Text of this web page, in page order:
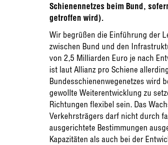
Schienennetzes beim Bund,
getroffen wird).
Wir begrüßen die Einführung der
zwischen Bund und den
von 2,5 Milliarden Euro je nach
ist laut Allianz pro Schiene
Bundesschienenwegenetzes wird
gewollte Weiterentwicklung zu
Richtungen flexibel sein. Das
Verkehrsträgers darf nicht durch
ausgerichtete Bestimmungen
Kapazitäten als auch bei der